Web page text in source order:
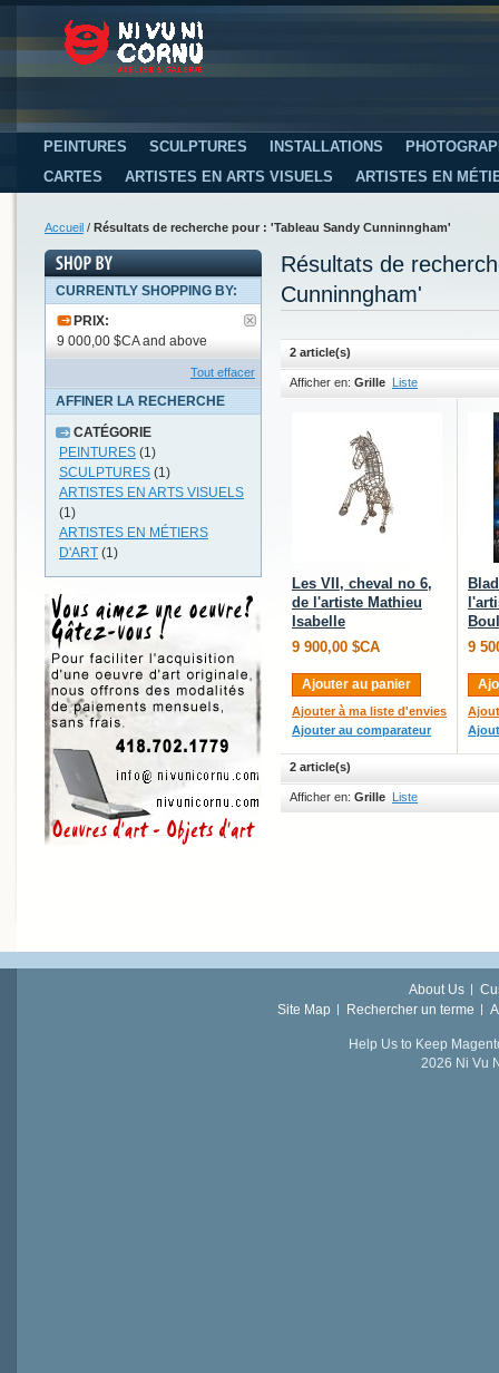
PEINTURES SCULPTURES INSTALLATIONS
CARTES
ARTISTES EN ARTS VISUELS ARTISTES EN
Accueil / Résultats de recherche pour : 'Tableau Sandy Cunninngham'
Résultats de
Cunninngham'
2 article(s)
Afficher en: Grille Liste
Les VII, cheval no 6,
de l'artiste Mathieu
Isabelle
9 900,00 $CA
Ajouter au panier
Ajouter à ma liste d'envies
Ajouter au comparateur
9
2 article(s)
Afficher en: Grille Liste
CURRENTLY SHOPPING BY:
PRIX:
9 000,00 $CA and above
Tout effacer
AFFINER LA RECHERCHE
CATÉGORIE
PEINTURES (1)
SCULPTURES (1)
ARTISTES EN ARTS VISUELS
(1)
ARTISTES EN MÉTIERS
D'ART (1)
About Us
Site Map
Rechercher un terme
Help Us to Keep
2026 Ni Vu